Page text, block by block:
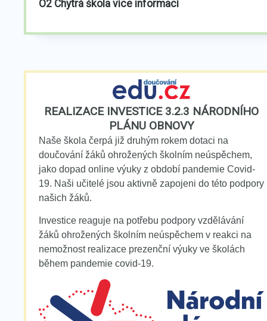
O2 Chytrá škola více informací
REALIZACE INVESTICE 3.2.3 NÁRODNÍHO
PLÁNU OBNOVY
Naše škola čerpá již druhým rokem dotaci na
doučování žáků ohrožených školním neúspěchem,
jako dopad online výuky z období pandemie Covid-
19. Naši učitelé jsou aktivně zapojeni do této podpory
našich žáků.
Investice reaguje na potřebu podpory vzdělávání
žáků ohrožených školním neúspěchem v reakci na
nemožnost realizace prezenční výuky ve školách
během pandemie covid-19.